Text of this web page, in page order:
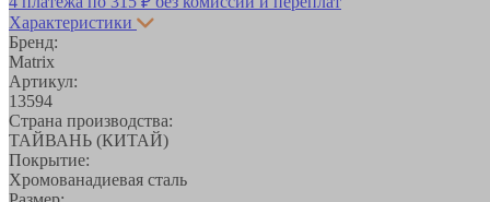
Характеристики
Бренд:
Matrix
Артикул:
13594
Страна производства:
ТАЙВАНЬ (КИТАЙ)
Покрытие:
Хромованадиевая сталь